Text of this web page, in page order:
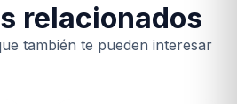
relacionados
también te pueden interesar